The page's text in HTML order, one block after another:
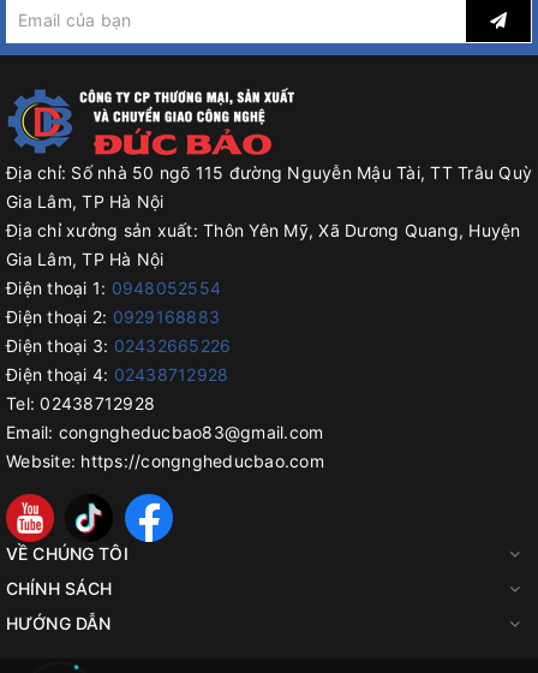
Địa chỉ: Số nhà 50 ngõ 115 đường Nguyễn Mậu Tài, TT Trâu Quỳ
Gia Lâm, TP Hà Nội
Địa chỉ xưởng sản xuất: Thôn Yên Mỹ, Xã Dương Quang, Huyện
Gia Lâm, TP Hà Nội
Điện thoại 1: 0948052554
Điện thoại 2: 0929168883
Điện thoại 3: 02432665226
Điện thoại 4: 02438712928
Tel: 02438712928
Email: congngheducbao83@gmail.com
Website: https://congngheducbao.com
VỀ CHÚNG TÔI
CHÍNH SÁCH
HƯỚNG DẪN